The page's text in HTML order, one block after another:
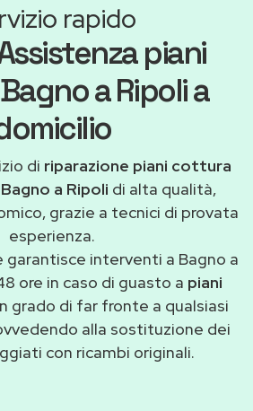
rapido
piani
a Ripoli a
di riparazione piani cottura
a Ripoli di alta qualità,
grazie a tecnici di provata
esperienza.
garantisce interventi a Bagno a
ore in caso di guasto a piani
grado di far fronte a qualsiasi
alla sostituzione dei
con ricambi originali.